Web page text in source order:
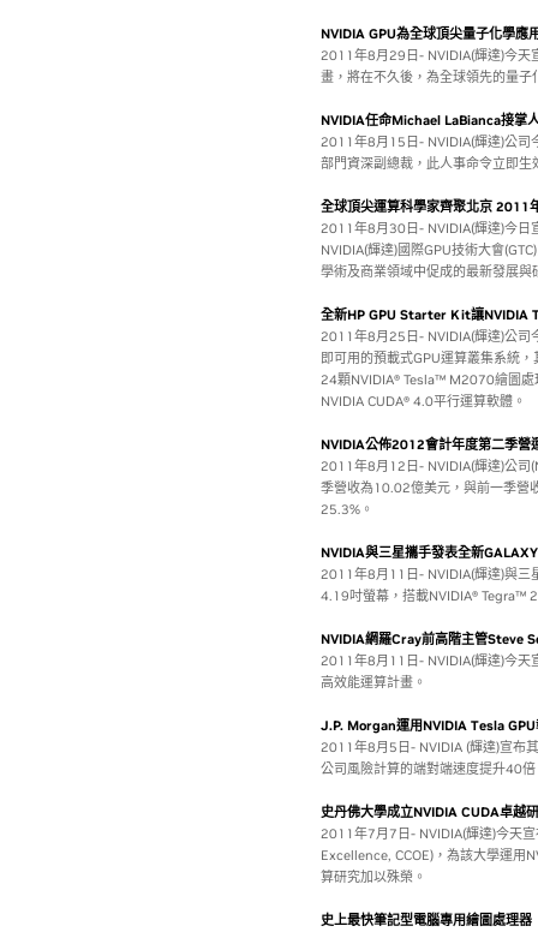
NVIDIA GPU為全球頂尖量子化學應
2011年8月29日- NVIDIA(輝達)今天
畫，將在不久後，為全球領先的量
NVIDIA任命Michael LaBianca接掌
2011年8月15日- NVIDIA(輝達)公司
部門資深副總裁，此人事命令立即生
全球頂尖運算科學家齊聚北京 2011
2011年8月30日- NVIDIA(輝達)今日
NVIDIA(輝達)國際GPU技術大會
學術及商業領域中促成的最新發展與
全新HP GPU Starter Kit讓NVIDIA
2011年8月25日- NVIDIA(輝達)公司
即可用的預載式GPU運算叢集系統
24顆NVIDIA® Tesla™ M2070繪圖處
NVIDIA CUDA® 4.0平行運算軟體。
NVIDIA公佈2012會計年度第二季營
2011年8月12日- NVIDIA(輝達)公司
季營收為10.02億美元，與前一季營
25.3%。
NVIDIA與三星攜手發表全新
2011年8月11日- NVIDIA(輝達)與三
4.19吋螢幕，搭載NVIDIA® Tegra™
NVIDIA網羅Cray前高階主管Steve
2011年8月11日- NVIDIA(輝達)今天
高效能運算計畫。
J.P. Morgan運用NVIDIA Tesla
2011年8月5日- NVIDIA (輝達)宣布
公司風險計算的端對端速度提升40
史丹佛大學成立NVIDIA CUDA卓越
2011年7月7日- NVIDIA(輝達)今天
Excellence, CCOE)，為該大學運用
算研究加以殊榮。
史上最快筆記型電腦專用繪圖處理器